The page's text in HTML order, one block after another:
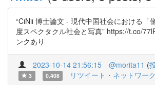
“CiNii 博士論文 - 現代中国社会における「
度スペクタクル社会と写真” https://t.co/
ンクあり
2023-10-14 21:56:15 @morita11 (
3
0.408 リツイート・ネットワー